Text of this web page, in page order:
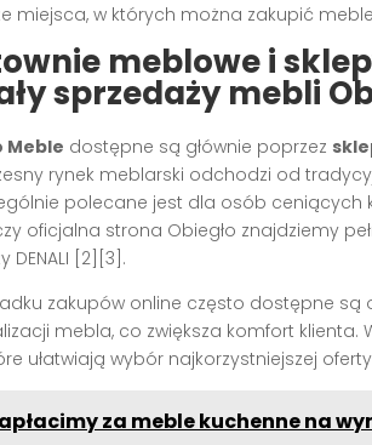
miejsca, w których można zakupić
meblowe i
sprzedaży mebli
Meble dostępne są głównie poprzez
rynek meblarski odchodzi od
polecane jest dla osób ceniących
oficjalna strona Obiegło znajdziemy
DENALI [2][3].
zakupów online często dostępne
mebla, co zwiększa komfort
ułatwiają wybór najkorzystniejszej
za meble kuchenne na